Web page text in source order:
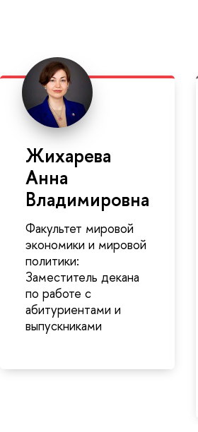
Жихарева
Анна
Владимировна
Факультет мировой
экономики и мировой
политики:
Заместитель декана
по работе с
абитуриентами и
выпускниками